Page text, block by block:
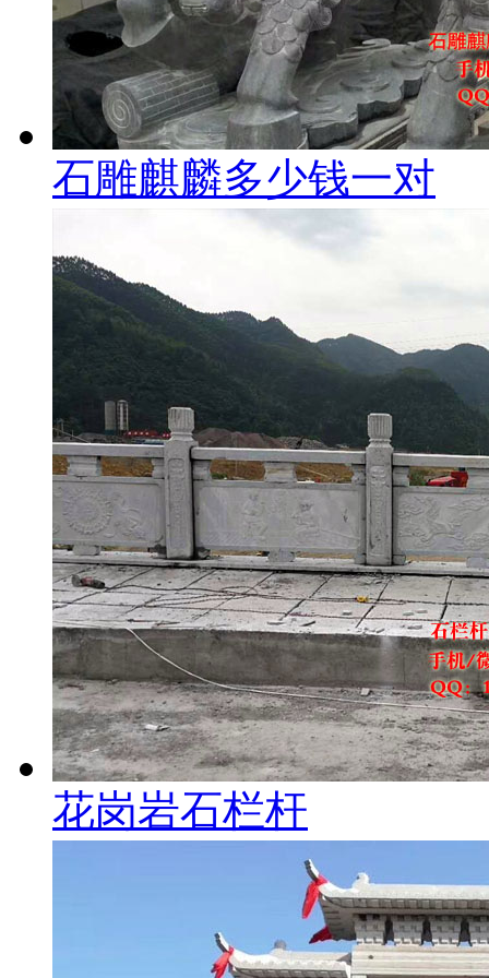
石雕麒麟多少钱一对
花岗岩石栏杆